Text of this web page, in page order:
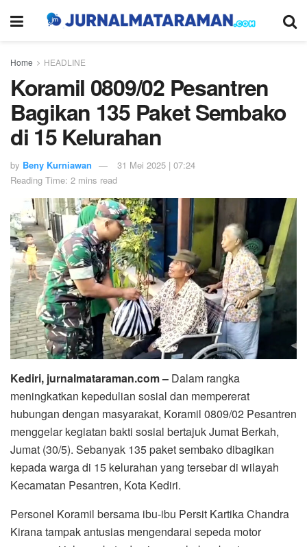
Home HEADLINE
Koramil 0809/02 Pesantren
Bagikan 135 Paket Sembako
di 15 Kelurahan
by Beny Kurniawan
31 Mei 2025 | 07:24
Reading Time: 2 mins read
Kediri, jurnalmataraman.com – Dalam rangka
meningkatkan kepedulian sosial dan mempererat
hubungan dengan masyarakat, Koramil 0809/02 Pesantren
menggelar kegiatan bakti sosial bertajuk Jumat Berkah,
Jumat (30/5). Sebanyak 135 paket sembako dibagikan
kepada warga di 15 kelurahan yang tersebar di wilayah
Kecamatan Pesantren, Kota Kediri.
Personel Koramil bersama ibu-ibu Persit Kartika Chandra
Kirana tampak antusias mengendarai sepeda motor